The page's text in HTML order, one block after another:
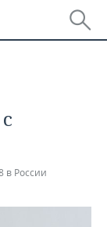
в России